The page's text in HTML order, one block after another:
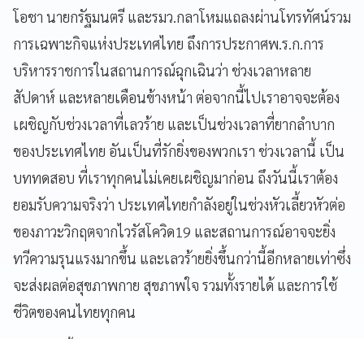
โอชา นายกรัฐมนตรี และรมว.กลาโหมแถลงผ่านโทรทัศน์รวม
การเฉพาะกิจแห่งประเทศไทย ถึงการประกาศพ.ร.ก.การ
บริหารราชการในสถานการณ์ฉุกเฉินว่า ช่วงเวลาหลาย
สัปดาห์ และหลายเดือนข้างหน้า ต่อจากนี้ไปเราอาจจะต้อง
เผชิญกับช่วงเวลาที่เลวร้าย และเป็นช่วงเวลาที่ยากลำบาก
ของประเทศไทย อันเป็นที่รักยิ่งของพวกเรา ช่วงเวลานี้ เป็น
บททดสอบ ที่เราทุกคนไม่เคยเผชิญมาก่อน ถึงวันนี้เราต้อง
ยอมรับความจริงว่า ประเทศไทยกำลังอยู่ในช่วงหัวเลี้ยวหัวต่อ
ของภาวะวิกฤตจากไวรัสโควิด19 และสถานการณ์อาจจะยิ่ง
ทวีความรุนแรงมากขึ้น และเลวร้ายยิ่งขึ้นกว่านี้อีกหลายเท่าซึ่ง
จะส่งผลต่อสุขภาพกาย สุขภาพใจ รวมทั้งรายได้ และการใช้
ชีวิตของคนไทยทุกคน